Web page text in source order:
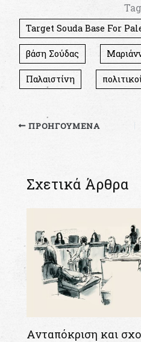
Target Souda Base For
βάση Σούδας
Παλαιστίνη
ΠΡΟΗΓΟΎΜΕΝΑ
Σχετικά Άρθρα
Ανταπόκριση και